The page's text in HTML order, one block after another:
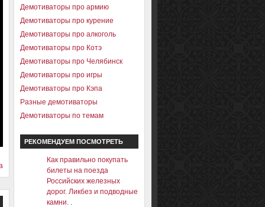
Демотиваторы про армию
Демотиваторы про курение
Демотиваторы про алкоголь
Демотиваторы про Котэ
Демотиваторы про Челябинск
Демотиваторы про игры
Демотиваторы про Кэпа
Разные демотиваторы
Демотиваторы по темам
РЕКОМЕНДУЕМ ПОСМОТРЕТЬ
Как правильно покупать
билеты на поезда
Российских железных
дорог. Ликбез и подводные
камни. .